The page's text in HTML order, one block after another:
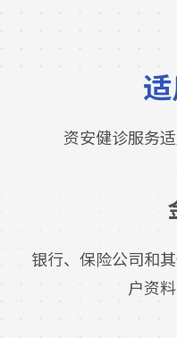
资安健诊服务
银行、保险公司和
户资